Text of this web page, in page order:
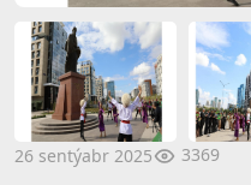
26 sentýabr 2025 3369